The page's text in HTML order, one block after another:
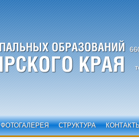
ФОТОГАЛЕРЕЯ СТРУКТУРА